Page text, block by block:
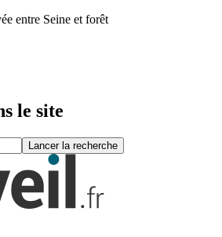
entre Seine et forêt
le site
Lancer la recherche